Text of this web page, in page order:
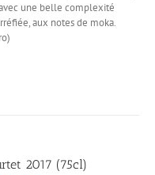
une belle complexité
aux notes de moka.
2017 (75cl)